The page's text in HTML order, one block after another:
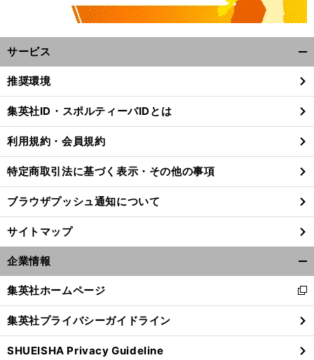
前
サービス
閉
る
推奨環境
集英社ID・スポルティーバIDとは
利用規約・会員規約
特定商取引法に基づく表示・その他の事項
ブラウザプッシュ通知について
サイトマップ
企業情報
閉
る
集英社ホームページ
新
し
い
ウ
ィ
集英社プライバシーガイドライン
SHUEISHA Privacy Guideline